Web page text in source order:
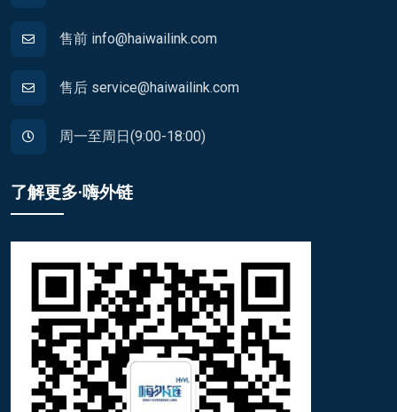
售前 info@haiwailink.com
售后 service@haiwailink.com
周一至周日(9:00-18:00)
了解更多·嗨外链